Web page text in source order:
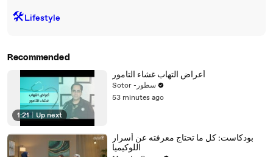
🛠️Lifestyle
Recommended
1:21 | Up next
أعراض التهاب غشاء التامور
Sotor -سطور
53 minutes ago
بودكاست: كل ما تحتاج معرفته عن أسرار
اللوكيميا